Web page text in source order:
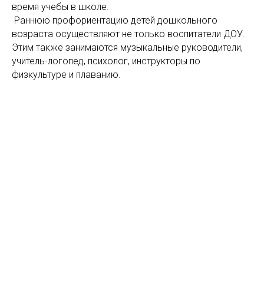
время учебы в школе.
Раннюю профориентацию детей дошкольного
возраста осуществляют не только воспитатели ДОУ.
Этим также занимаются музыкальные руководители,
учитель-логопед, психолог, инструкторы по
физкультуре и плаванию.